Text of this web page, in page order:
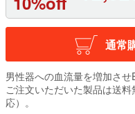
通常
男性器への血流量を増加させ
ご注文いただいた製品は送
応）。